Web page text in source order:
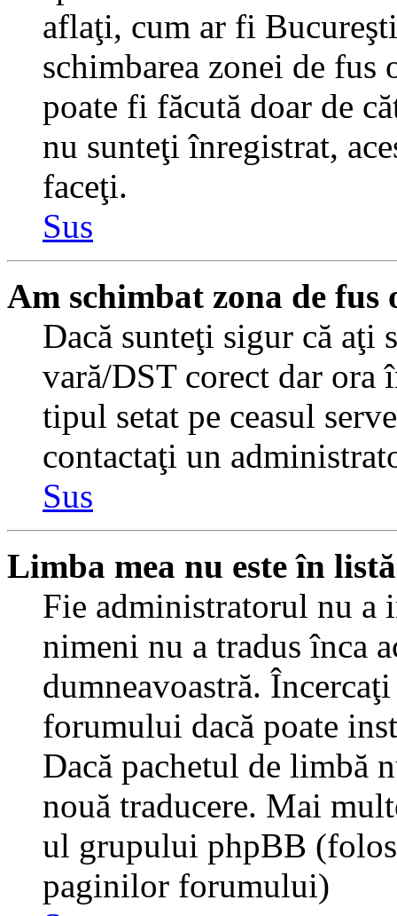
aflaţi, cum ar fi
schimbarea zonei de fus
poate fi făcută doar de
nu sunteţi înregistrat,
faceţi.
Sus
Am schimbat zona de
Dacă sunteţi sigur că aţi
vară/DST corect dar ora
tipul setat pe ceasul
contactaţi un
Sus
Limba mea nu este în
Fie administratorul nu a
nimeni nu a tradus înca
dumneavoastră.
forumului dacă poate
Dacă pachetul de limbă
nouă traducere. Mai
ul grupului phpBB
paginilor forumului)